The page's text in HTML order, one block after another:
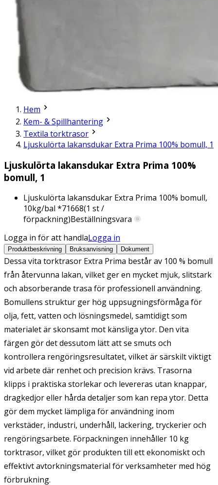
Hem
Kem- & Spillhantering
Textila torktrasor
Ljuskulörta lakansdukar Extra Prima 100% bomull, 1
Ljuskulörta lakansdukar Extra Prima 100%
bomull, 1
Ljuskulörta lakansdukar Extra Prima 100% bomull,
10kg/bal *71668(1 st /
förpackning)Beställningsvara
Logga in för att handlaLogga in
Produktbeskrivning Bruksanvisning Dokument
Dessa vita torktrasor Extra Prima består av 100 % bomull
från återvunna lakan, vilket ger en mycket mjuk, slitstark
och absorberande trasa för professionell användning.
Bomullens struktur ger hög uppsugningsförmåga för
olja, fett, vatten och lösningsmedel, samtidigt som
materialet är skonsamt mot känsliga ytor. Den vita
färgen gör det dessutom lätt att se smuts och
kontrollera rengöringsresultatet, vilket är särskilt viktigt
vid arbete där renhet och precision krävs. Trasorna
klipps i praktiska storlekar och levereras utan knappar,
dragkedjor eller hårda detaljer som kan repa ytor. Detta
gör dem mycket lämpliga för användning inom
verkstäder, industri, underhåll, lackering, tryckerier och
rengöringsarbete. Förpackningen innehåller 10 kg
torktrasor, vilket gör produkten till ett ekonomiskt och
effektivt avtorkningsmaterial för verksamheter med hög
förbrukning.